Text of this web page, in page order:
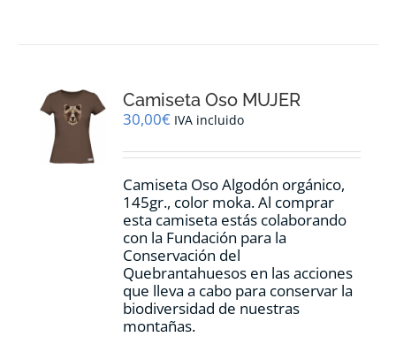
se
pueden
en
página
de
producto
Camiseta Oso MUJER
30,00€ IVA incluido
Camiseta Oso Algodón orgánico,
145gr., color moka. Al comprar
esta camiseta estás colaborando
con la Fundación para la
Conservación del
Quebrantahuesos en las acciones
que lleva a cabo para conservar la
biodiversidad de nuestras
montañas.